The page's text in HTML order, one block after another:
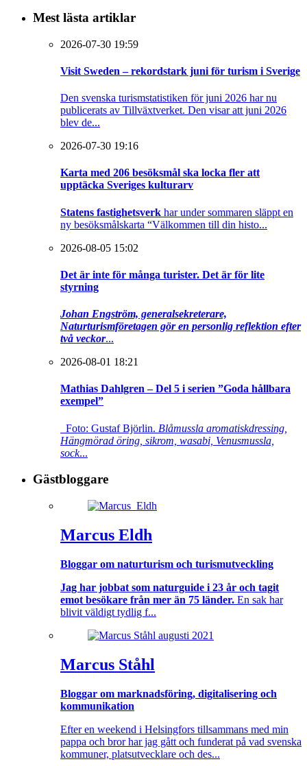
Mest lästa artiklar
2026-07-30 19:59
Visit Sweden – rekordstark juni för turism i Sverige
Den svenska turismstatistiken för juni 2026 har nu
publicerats av Tillväxtverket. Den visar att juni 2026
blev de...
2026-07-30 19:16
Karta med 206 besöksmål ska locka fler att
upptäcka Sveriges kulturarv
Statens fastighetsverk har under sommaren släppt en
ny besöksmålskarta “Välkommen till din histo...
2026-08-05 15:02
Det är inte för många turister. Det är för lite
styrning
Johan Engström, generalsekreterare,
Naturturismföretagen gör en personlig reflektion efter
två veckor...
2026-08-01 18:21
Mathias Dahlgren – Del 5 i serien ”Goda hållbara
exempel”
Foto: Gustaf Björlin. Blåmussla aromatiskdressing,
Hängmörad öring, sikrom, wasabi, Venusmussla,
sock...
Gästbloggare
Marcus Eldh
Bloggar om naturturism och turismutveckling
Jag har jobbat som naturguide i 23 år och tagit
emot besökare från mer än 75 länder. En sak har
blivit väldigt tydlig f...
Marcus Ståhl
Bloggar om marknadsföring, digitalisering och
kommunikation
Efter en weekend i Helsingfors tillsammans med min
pappa och bror har jag gått och funderat på vad svenska
kommuner, platsutvecklare och des...